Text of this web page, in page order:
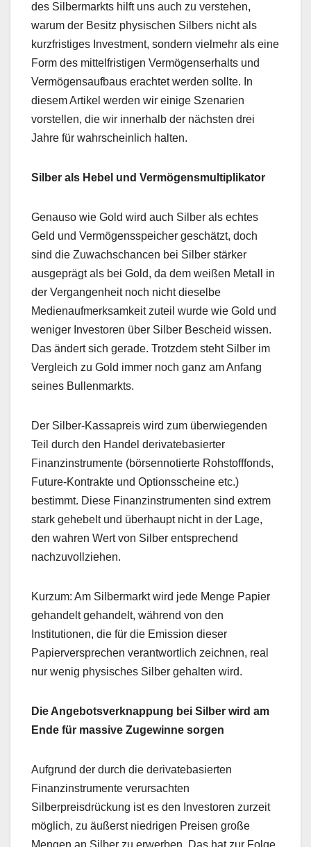
des Silbermarkts hilft uns auch zu verstehen,
warum der Besitz physischen Silbers nicht als
kurzfristiges Investment, sondern vielmehr als eine
Form des mittelfristigen Vermögenserhalts und
Vermögensaufbaus erachtet werden sollte. In
diesem Artikel werden wir einige Szenarien
vorstellen, die wir innerhalb der nächsten drei
Jahre für wahrscheinlich halten.
Silber als Hebel und Vermögensmultiplikator
Genauso wie Gold wird auch Silber als echtes
Geld und Vermögensspeicher geschätzt, doch
sind die Zuwachschancen bei Silber stärker
ausgeprägt als bei Gold, da dem weißen Metall in
der Vergangenheit noch nicht dieselbe
Medienaufmerksamkeit zuteil wurde wie Gold und
weniger Investoren über Silber Bescheid wissen.
Das ändert sich gerade. Trotzdem steht Silber im
Vergleich zu Gold immer noch ganz am Anfang
seines Bullenmarkts.
Der Silber-Kassapreis wird zum überwiegenden
Teil durch den Handel derivatebasierter
Finanzinstrumente (börsennotierte Rohstofffonds,
Future-Kontrakte und Optionsscheine etc.)
bestimmt. Diese Finanzinstrumenten sind extrem
stark gehebelt und überhaupt nicht in der Lage,
den wahren Wert von Silber entsprechend
nachzuvollziehen.
Kurzum: Am Silbermarkt wird jede Menge Papier
gehandelt gehandelt, während von den
Institutionen, die für die Emission dieser
Papierversprechen verantwortlich zeichnen, real
nur wenig physisches Silber gehalten wird.
Die Angebotsverknappung bei Silber wird am
Ende für massive Zugewinne sorgen
Aufgrund der durch die derivatebasierten
Finanzinstrumente verursachten
Silberpreisdrückung ist es den Investoren zurzeit
möglich, zu äußerst niedrigen Preisen große